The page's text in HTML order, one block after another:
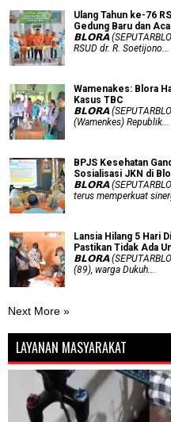
Ulang Tahun ke-76
Gedung Baru dan
𝗕𝗟𝗢𝗥𝗔
RSUD dr. R. Soetijono...
Wamenakes: Blora
Kasus TBC
𝗕𝗟𝗢𝗥𝗔
(Wamenkes) Republik...
BPJS Kesehatan
Sosialisasi JKN di
𝗕𝗟𝗢𝗥𝗔
terus memperkuat
Lansia Hilang 5 Hari
Pastikan Tidak Ada
𝗕𝗟𝗢𝗥𝗔
(89), warga Dukuh...
Next More »
LAYANAN MASYARAKAT